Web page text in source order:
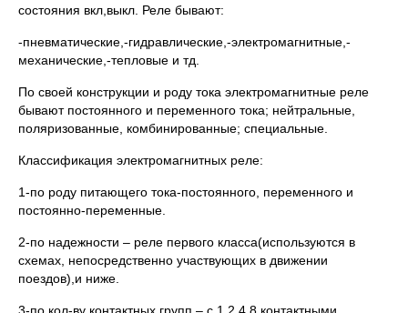
состояния вкл,выкл. Реле бывают:
-пневматические,-гидравлические,-электромагнитные,-
механические,-тепловые и тд.
По своей конструкции и роду тока электромагнитные реле
бывают постоянного и переменного тока; нейтральные,
поляризованные, комбинированные; специальные.
Классификация электромагнитных реле:
1-по роду питающего тока-постоянного, переменного и
постоянно-переменные.
2-по надежности – реле первого класса(используются в
схемах, непосредственно участвующих в движении
поездов),и ниже.